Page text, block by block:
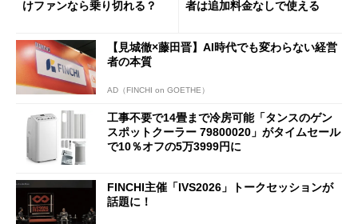
けファンなら乗り切れる？ 者は追加料金なしで使える
【見城徹×藤田晋】AI時代でも変わらない経営
者の本質
AD（FINCHI on GOETHE）
工事不要で14畳まで冷房可能「タンスのゲン
スポットクーラー 79800020」がタイムセール
で10％オフの5万3999円に
FINCHI主催「IVS2026」トークセッションが
話題に！